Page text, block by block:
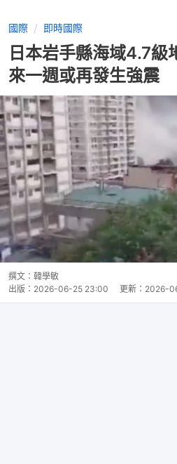
國際 即時國際
日本岩手縣海域4.7
來一週或再發生強震
撰文： 韓學敏
出版： 2026-06-25 23:00 更新： 2026-